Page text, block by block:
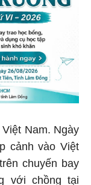
Nam. Ngày
cảnh vào Việt
chuyến bay
với chồng tại